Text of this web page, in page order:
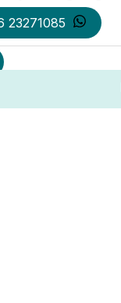
23271085